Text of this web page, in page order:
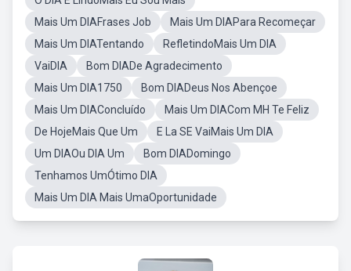
Mais Um DIAFrases Job
Mais Um DIAPara Recomeçar
Mais Um DIATentando
RefletindoMais Um DIA
VaiDIA
Bom DIADe Agradecimento
Mais Um DIA1750
Bom DIADeus Nos Abençoe
Mais Um DIAConcluído
Mais Um DIACom MH Te Feliz
De HojeMais Que Um
E La SE VaiMais Um DIA
Um DIAOu DIA Um
Bom DIADomingo
Tenhamos UmÓtimo DIA
Mais Um DIA Mais UmaOportunidade